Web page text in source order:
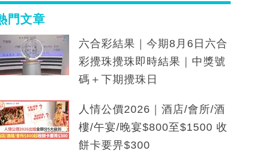
門文章
六合彩結果｜今期8月6日六合
彩攪珠攪珠即時結果｜中獎號
碼＋下期攪珠日
人情公價2026｜酒店/會所/酒
樓/午宴/晚宴$800至$1500 收
餅卡要畀$300